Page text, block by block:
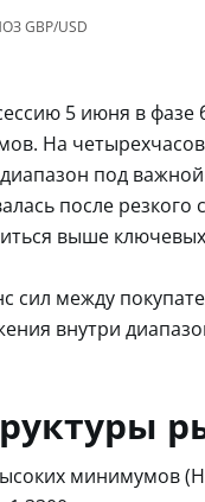
GBP/USD
5 июня в
На
под
после
выше
сил между
внутри
минимумов